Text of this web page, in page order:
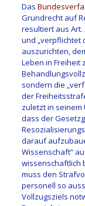
Das
Grundrecht auf
resultiert aus Art.
und „verpflichtet
auszurichten,
Leben in Freiheit
sondern die
der
zuletzt in seinem
dass der
darauf
Wissenschaft“
wissenschaftlich
muss den
personell so
Vollzugsziels